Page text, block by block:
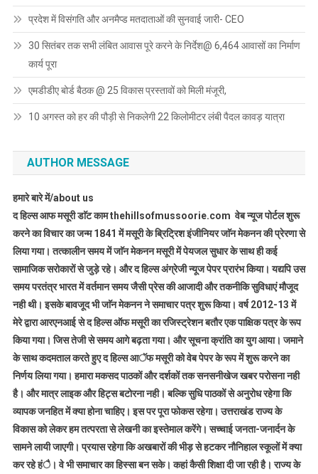
प्रदेश में विसंगति और अनमैप्ड मतदाताओं की सुनवाई जारी- CEO
30 सितंबर तक सभी लंबित आवास पूरे करने के निर्देश@ 6,464 आवासों का निर्माण
कार्य पूरा
एमडीडीए बोर्ड बैठक @ 25 विकास प्रस्तावों को मिली मंजूरी,
10 अगस्त को हर की पौड़ी से निकलेगी 22 किलोमीटर लंबी पैदल कावड़ यात्रा
AUTHOR MESSAGE
हमारे बारे में/about us
द हिल्स आफ मसूरी डाॅट काम thehillsofmussoorie.com वेब न्यूज पोर्टल शुरू
करने का विचार का जन्म 1841 में मसूरी के ब्रिट्रिश इंजीनियर जाॅन मेकनन की प्रेरणा से
लिया गया। तत्कालीन समय में जाॅन मेकनन मसूरी में पेयजल सुधार के साथ ही कई
सामाजिक सरोकारों से जुड़े रहे। और द हिल्स अंग्रेजी न्यूज पेपर प्रारंभ किया। यद्यपि उस
समय परतंत्र भारत में वर्तमान समय जैसी प्रेस की आजादी और तकनीकि सुविधाएं मौजूद
नही थी। इसके बावजूद भी जाॅन मेकनन ने समाचार पत्र शुरू किया। वर्ष 2012-13 में
मेरे द्वारा आरएनआई से द हिल्स ऑफ मसूरी का रजिस्ट्रेशन बतौर एक पाक्षिक पत्र के रूप
किया गया। जिस तेजी से समय आगे बढ़ता गया। और सूचना क्रांति का युग आया। जमाने
के साथ कदमताल करते हुए द हिल्स आॅफ मसूरी को वेब पेपर के रूप में शुरू करने का
निर्णय लिया गया। हमारा मकसद पाठकों और दर्शकों तक सनसनीखेज खबर परोसना नही
है। और मात्र लाइक और हिट्स बटोरना नही। बल्कि सुधि पाठकों से अनुरोध रहेगा कि
व्यापक जनहित में क्या होना चाहिए। इस पर पूरा फोकस रहेगा। उत्तराखंड राज्य के
विकास को लेकर हम तत्परता से लेखनी का इस्तेमाल करेंगे। सच्चाई जनता-जनार्दन के
सामने लायी जाएगी। प्रयास रहेगा कि अखबारों की भीड़ से हटकर नौनिहाल स्कूलों में क्या
कर रहे हंै। वे भी समाचार का हिस्सा बन सके। कहां कैसी शिक्षा दी जा रही है। राज्य के